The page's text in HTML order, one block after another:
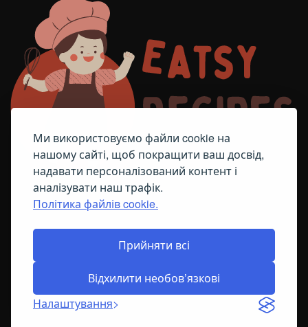
Ми використовуємо файли cookie на
нашому сайті, щоб покращити ваш досвід,
надавати персоналізований контент і
аналізувати наш трафік.
Політика файлів cookie.
Прийняти всі
Відхилити необов’язкові
Налаштування
ПОЛІТИКА ЩОДО ФАЙЛІВ COOKIE
© All Right Reserved2026